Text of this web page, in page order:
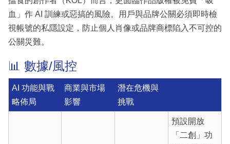
血」作 AI 訓練或惡搞的風險。用戶與品牌公關必須即時檢
視帳號的私隱設定，防止個人肖像或品牌商標陷入不可控的
公關災難。
📊 數據/風控
AI 功能與戰
略佈局
商業與市場
影響
潛在危機與
挑戰
預設開放
「二創」功